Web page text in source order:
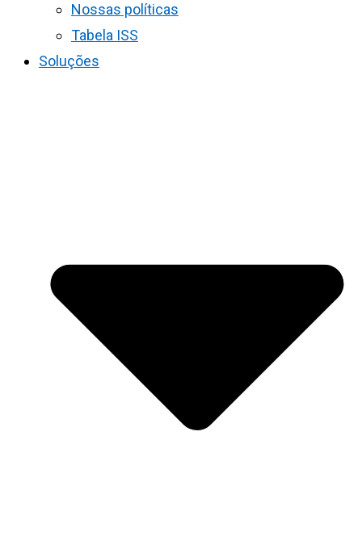
Nossas políticas
Tabela ISS
Soluções